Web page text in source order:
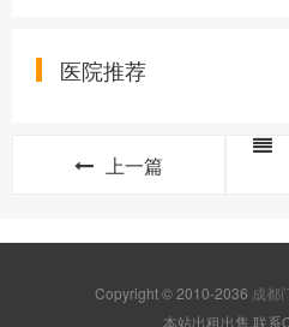
医院推荐
上一篇
Copyright © 2010-2036 成都
本站出租出售,联系